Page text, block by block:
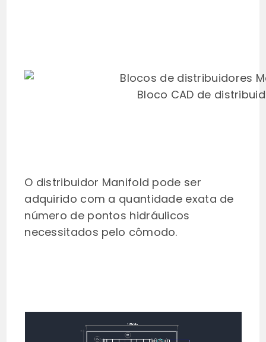
Bloco CAD de
O distribuidor Manifold pode ser
adquirido com a quantidade exata de
número de pontos hidráulicos
necessitados pelo cômodo.